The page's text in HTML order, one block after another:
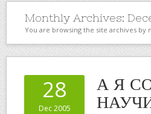
Monthly Archives:
You are browsing the site archives by
28
Dec 2005
А Я